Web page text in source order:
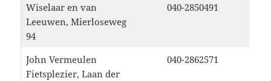
Wiselaar en van
Leeuwen, Mierloseweg
94
040-2850491
John Vermeulen
Fietsplezier, Laan der
040-2862571